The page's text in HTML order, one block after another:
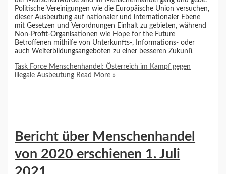
Politische Vereinigungen wie die Europäische Union versuchen,
dieser Ausbeutung auf nationaler und internationaler Ebene
mit Gesetzen und Verordnungen Einhalt zu gebieten, während
Non-Profit-Organisationen wie Hope for the Future
Betroffenen mithilfe von Unterkunfts-, Informations- oder
auch Weiterbildungsangeboten zu einer besseren Zukunft
Task Force Menschenhandel: Österreich im Kampf gegen
illegale Ausbeutung Read More »
Bericht über Menschenhandel
von 2020 erschienen 1. Juli